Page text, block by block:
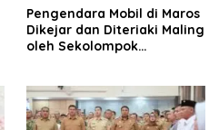
Pengendara Mobil di Maros
Dikejar dan Diteriaki Maling
oleh Sekolompok